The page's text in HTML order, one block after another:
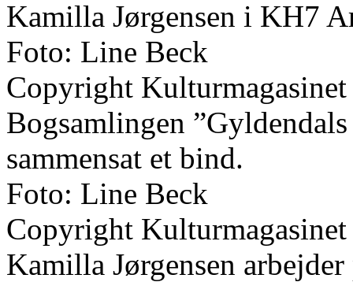
Kamilla Jørgensen i KH7
Foto: Line Beck
Copyright
Bogsamlingen
sammensat et bind.
Foto: Line Beck
Copyright
Kamilla Jørgensen